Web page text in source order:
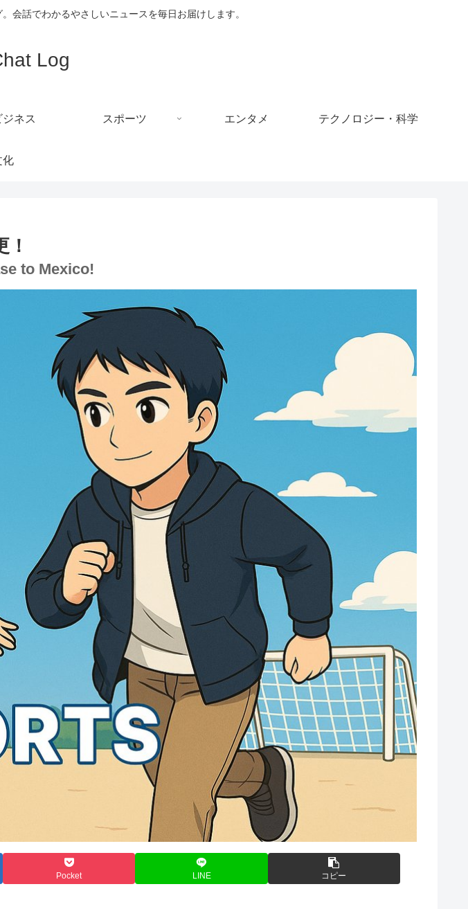
会話でわかるやさしいニュースを毎日お届けします。
Log
ジネス スポーツ エンタメ テクノロジー・科学
化
to Mexico!
Pocket LINE コピー